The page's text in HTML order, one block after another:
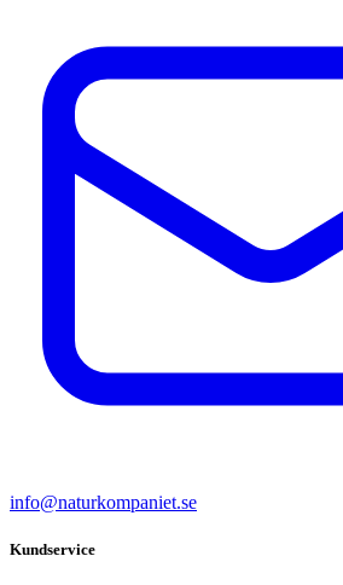
info@naturkompaniet.se
Kundservice